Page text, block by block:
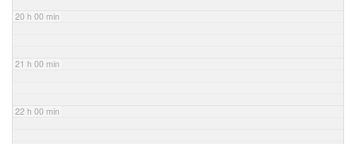
20 h 00 min
21 h 00 min
22 h 00 min